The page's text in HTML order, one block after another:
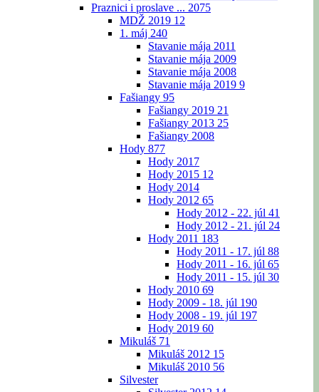
Praznici i proslave ... 2075
MDŽ 2019 12
1. máj 240
Stavanie mája 2011
Stavanie mája 2009
Stavanie mája 2008
Stavanie mája 2019 9
Fašiangy 95
Fašiangy 2019 21
Fašiangy 2013 25
Fašiangy 2008
Hody 877
Hody 2017
Hody 2015 12
Hody 2014
Hody 2012 65
Hody 2012 - 22. júl 41
Hody 2012 - 21. júl 24
Hody 2011 183
Hody 2011 - 17. júl 88
Hody 2011 - 16. júl 65
Hody 2011 - 15. júl 30
Hody 2010 69
Hody 2009 - 18. júl 190
Hody 2008 - 19. júl 197
Hody 2019 60
Mikuláš 71
Mikuláš 2012 15
Mikuláš 2010 56
Silvester